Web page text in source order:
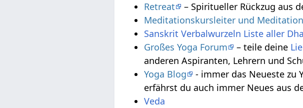
Retreat
– Spiritueller Rückzug aus
Meditationskursleiter und
Sanskrit Verbalwurzeln Liste aller
Großes Yoga Forum
– teile deine
anderen Aspiranten, Lehrern und
Yoga Blog
- immer das Neueste zu
erfährst du auch immer Neues aus
Veda